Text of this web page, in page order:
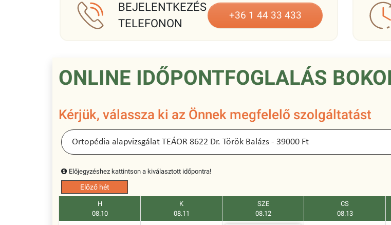
BEJELENTKEZÉS
TELEFONON
+36 1 44 33 433
ONLINE IDŐPONTFOGLALÁS
Kérjük, válassza ki az Önnek megfelelő szolgáltatást
Előjegyzéshez kattintson a kiválasztott időpontra!
Előző hét
H
08.10
K
08.11
SZE
08.12
CS
08.13